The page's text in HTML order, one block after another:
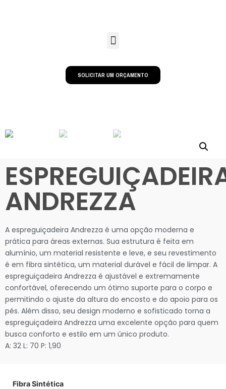
SOLICITAR UM ORÇAMENTO
ANDREZZA
A espreguiçadeira Andrezza é uma opção moderna e
prática para áreas externas. Sua estrutura é feita em
alumínio, um material resistente e leve, e seu revestimento
é em fibra sintética, um material durável e fácil de limpar. A
espreguiçadeira Andrezza é ajustável e extremamente
confortável, oferecendo um ótimo suporte para o corpo e
permitindo o ajuste da altura do encosto e do apoio para os
pés. Além disso, seu design moderno e sofisticado torna a
espreguiçadeira Andrezza uma excelente opção para quem
busca conforto e estilo em um único produto.
A: 32 L: 70 P: 1,90
Fibra Sintética